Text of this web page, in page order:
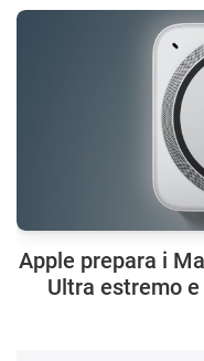
Apple prepara i
Ultra estremo